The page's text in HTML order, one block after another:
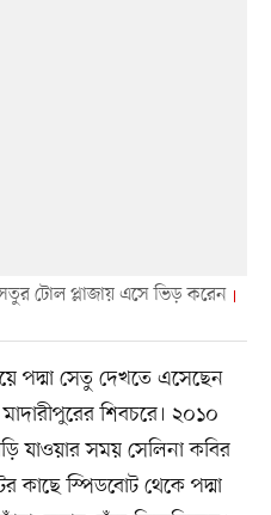
টোল প্লাজায় এসে ভিড় করেন
পদ্মা সেতু দেখতে এসেছেন
মাদারীপুরের শিবচরে। ২০১০
যাওয়ার সময় সেলিনা কবির
কাছে স্পিডবোট থেকে পদ্মা